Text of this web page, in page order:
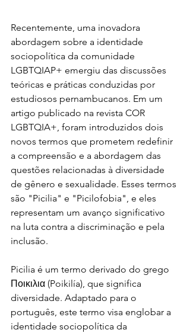
Recentemente, uma inovadora
abordagem sobre a identidade
sociopolítica da comunidade
LGBTQIAP+ emergiu das discussões
teóricas e práticas conduzidas por
estudiosos pernambucanos. Em um
artigo publicado na revista COR
LGBTQIA+, foram introduzidos dois
novos termos que prometem redefinir
a compreensão e a abordagem das
questões relacionadas à diversidade
de gênero e sexualidade. Esses termos
são "Picilia" e "Picilofobia", e eles
representam um avanço significativo
na luta contra a discriminação e pela
inclusão.
Picilia é um termo derivado do grego
Ποικιλια (Poikilía), que significa
diversidade. Adaptado para o
português, este termo visa englobar a
identidade sociopolítica da